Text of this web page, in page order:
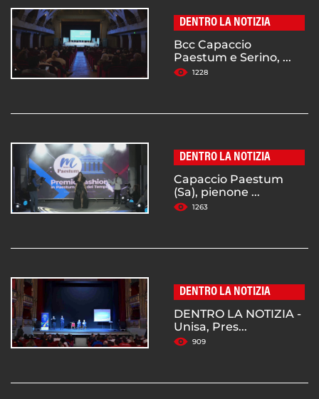
DENTRO LA NOTIZIA
Bcc Capaccio
Paestum e Serino, ...
1228
DENTRO LA NOTIZIA
Capaccio Paestum
(Sa), pienone ...
1263
DENTRO LA NOTIZIA
DENTRO LA NOTIZIA -
Unisa, Pres...
909